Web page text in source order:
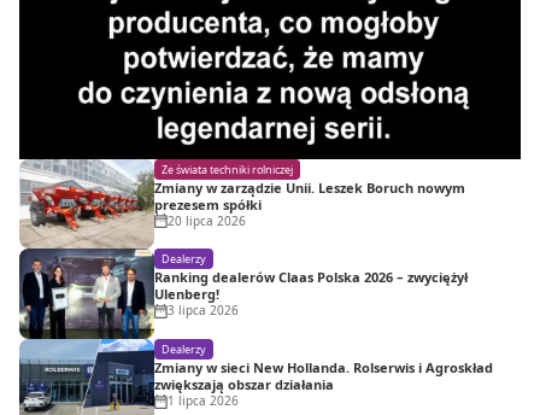
Ze świata techniki rolniczej
Zmiany w zarządzie Unii. Leszek Boruch nowym
prezesem spółki
20 lipca 2026
Dealerzy
Ranking dealerów Claas Polska 2026 – zwyciężył
Ulenberg!
3 lipca 2026
Dealerzy
Zmiany w sieci New Hollanda. Rolserwis i Agroskład
zwiększają obszar działania
1 lipca 2026